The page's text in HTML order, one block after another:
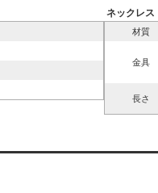
ネックレス
材質
金具
長さ